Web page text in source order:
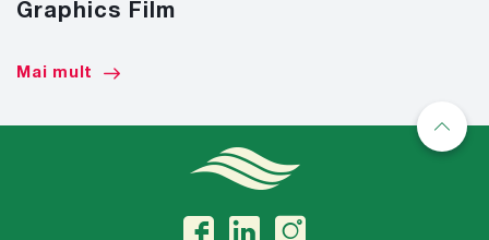
Graphics Film
Mai mult